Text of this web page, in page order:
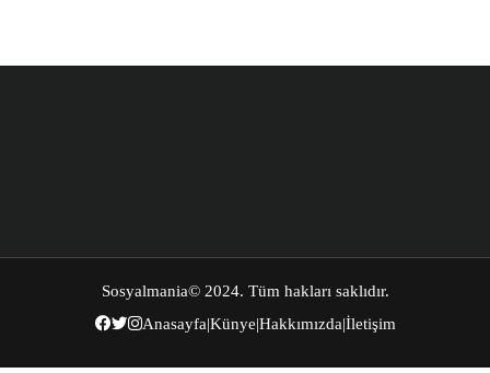
Sosyalmania© 2024. Tüm hakları saklıdır.
Anasayfa|Künye|Hakkımızda|İletişim